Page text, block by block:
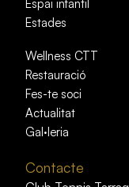
Espai infantil
Estades
Wellness CTT
Restauració
Fes-te soci
Actualitat
Gal·leria
Contacte